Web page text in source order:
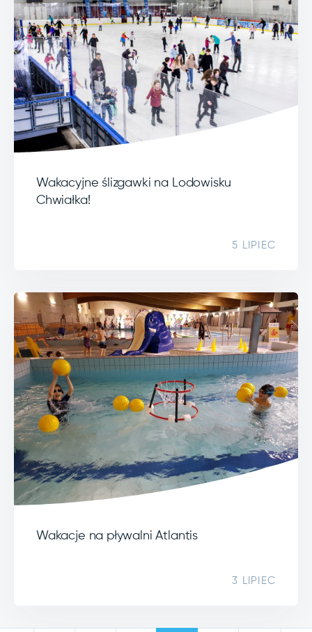
Wakacyjne ślizgawki na Lodowisku
Chwiałka!
5 LIPIEC
Wakacje na pływalni Atlantis
3 LIPIEC